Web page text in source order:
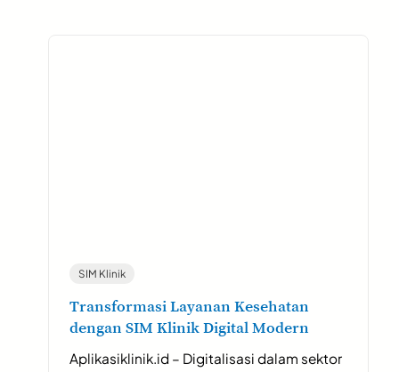
SIM Klinik
Transformasi Layanan Kesehatan
dengan SIM Klinik Digital Modern
Aplikasiklinik.id – Digitalisasi dalam sektor